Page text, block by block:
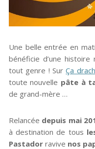
Une belle entrée en
bénéficie d’une
tout genre ! SurÇa
toute nouvelle pâte à
de grand-mère …
Relancée depuis mai
à destination de tous
Pastadorravive nos